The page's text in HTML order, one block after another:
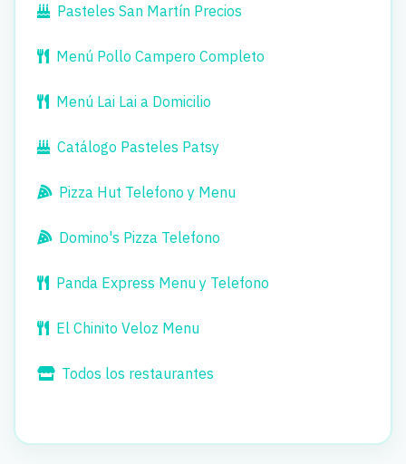
Pasteles San Martín Precios
Menú Pollo Campero Completo
Menú Lai Lai a Domicilio
Catálogo Pasteles Patsy
Pizza Hut Telefono y Menu
Domino's Pizza Telefono
Panda Express Menu y Telefono
El Chinito Veloz Menu
Todos los restaurantes